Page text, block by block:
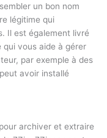
un bon nom
légitime qui
Il est également livré
vous aide à gérer
par exemple à des
avoir installé
archiver et extraire